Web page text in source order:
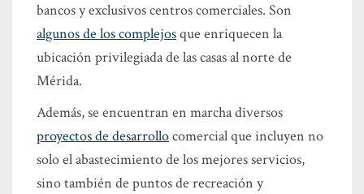
bancos y exclusivos centros comerciales. Son
algunos de los complejosque enriquecen la
ubicación privilegiada de las casas al norte de
Mérida.
Además, se encuentran en marcha diversos
proyectos de desarrollocomercial que incluyen no
solo el abastecimiento de los mejores servicios,
sino también de puntos de recreación y